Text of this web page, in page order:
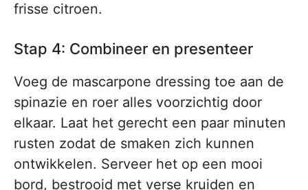
frisse citroen.
Stap 4: Combineer en presenteer
Voeg de mascarpone dressing toe aan de
spinazie en roer alles voorzichtig door
elkaar. Laat het gerecht een paar minuten
rusten zodat de smaken zich kunnen
ontwikkelen. Serveer het op een mooi
bord, bestrooid met verse kruiden en